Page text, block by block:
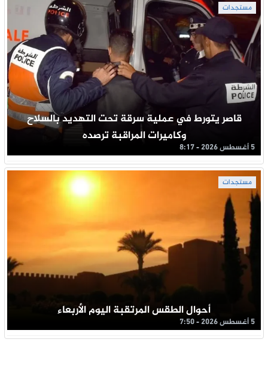
مستجدات
قاصر يتورط في عملية سرقة تحت التهديد بالسلاح
وكاميرات المراقبة ترصده
5 أغسطس 2026 - 8:17
مستجدات
أحوال الطقس المرتقبة اليوم الأربعاء
5 أغسطس 2026 - 7:50